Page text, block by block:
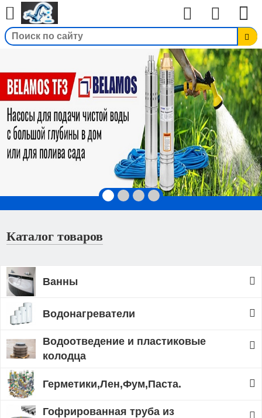
Каталог товаров
Ванны
Водонагреватели
Водоотведение и пластиковые
колодца
Герметики,Лен,Фум,Паста.
Гофрированная труба из